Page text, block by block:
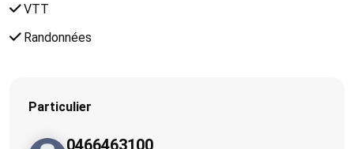
VTT
Randonnées
Particulier
0466463100